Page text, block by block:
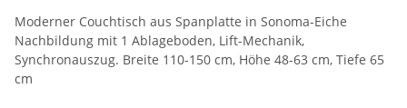
Moderner Couchtisch aus Spanplatte in Sonoma-Eiche
Nachbildung mit 1 Ablageboden, Lift-Mechanik,
Synchronauszug. Breite 110-150 cm, Höhe 48-63 cm, Tiefe 65
cm